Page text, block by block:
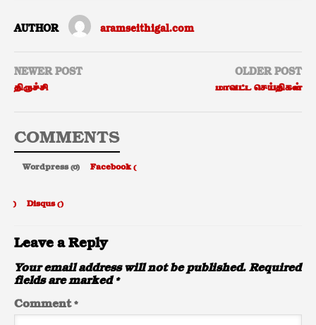
AUTHOR aramseithigal.com
NEWER POST
திருச்சி
OLDER POST
மாவட்ட செய்திகள்
COMMENTS
Wordpress (0) Facebook (
) Disqus ( )
Leave a Reply
Your email address will not be published. Required
fields are marked *
Comment*